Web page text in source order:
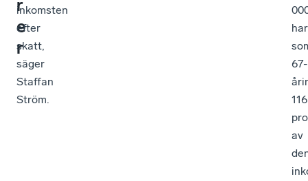
r
e
r
inkomsten
efter
skatt,
säger
Staffan
Ström.
har
67-
116
av